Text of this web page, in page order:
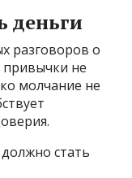
деньги
разговоров о
привычки не
молчание не
стать